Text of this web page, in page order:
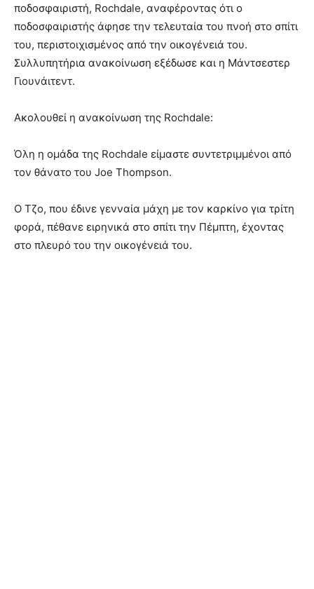
ποδοσφαιριστή, Rochdale, αναφέροντας ότι ο
ποδοσφαιριστής άφησε την τελευταία του πνοή στο σπίτι
του, περιστοιχισμένος από την οικογένειά του.
Συλλυπητήρια ανακοίνωση εξέδωσε και η Μάντσεστερ
Γιουνάιτεντ.
Ακολουθεί η ανακοίνωση της Rochdale:
Όλη η ομάδα της Rochdale είμαστε συντετριμμένοι από
τον θάνατο του Joe Thompson.
Ο Τζο, που έδινε γενναία μάχη με τον καρκίνο για τρίτη
φορά, πέθανε ειρηνικά στο σπίτι την Πέμπτη, έχοντας
στο πλευρό του την οικογένειά του.